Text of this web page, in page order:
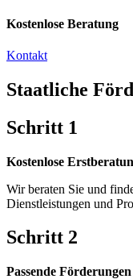
Kostenlose Beratung
Kontakt
Staatliche
Schritt 1
Kostenlose
Wir beraten Sie und
Dienstleistungen und
Schritt 2
Passende